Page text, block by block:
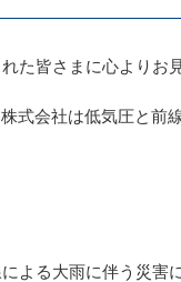
た皆さまに心よりお
式会社は低気圧と前
よる大雨に伴う災害